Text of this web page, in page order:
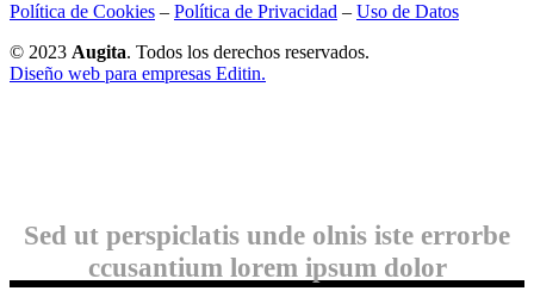
Política de Cookies – Política de Privacidad – Uso de Datos
© 2023 Augita. Todos los derechos reservados.
Diseño web para empresas Editin.
Sed ut perspiclatis unde olnis iste errorbe
ccusantium lorem ipsum dolor